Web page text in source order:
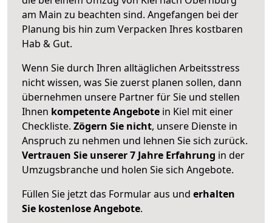
am Main zu beachten sind. Angefangen bei der
Planung bis hin zum Verpacken Ihres kostbaren
Hab & Gut.
Wenn Sie durch Ihren alltäglichen Arbeitsstress
nicht wissen, was Sie zuerst planen sollen, dann
übernehmen unsere Partner für Sie und stellen
Ihnen kompetente Angebote in Kiel mit einer
Checkliste. Zögern Sie nicht, unsere Dienste in
Anspruch zu nehmen und lehnen Sie sich zurück.
Vertrauen Sie unserer 7 Jahre Erfahrung in der
Umzugsbranche und holen Sie sich Angebote.
Füllen Sie jetzt das Formular aus und erhalten
Sie kostenlose Angebote.